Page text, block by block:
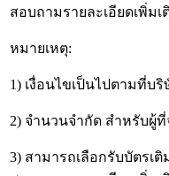
สอบถามรายละเอียดเพิ่ม
หมายเหตุ:
1) เงื่อนไขเป็นไปตามที่
2) จำนวนจำกัด สำหรับผู้
3) สามารถเลือกรับบัตรเ